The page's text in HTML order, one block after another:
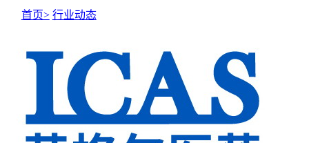
NEWS CENTER
首页> 行业动态